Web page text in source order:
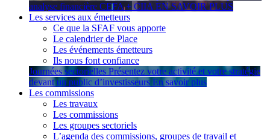
analyse financière CEFA + CIIA EN SAVOIR PLUS
Les services aux émetteurs
Ce que la SFAF vous apporte
Le calendrier de Place
Les événements émetteurs
Ils nous font confiance
Journées sectorielles Présentez votre activité et votre stratégie
devant un public d’investisseurs En savoir plus
Les commissions
Les travaux
Les commissions
Les groupes sectoriels
L’agenda des commissions, groupes de travail et